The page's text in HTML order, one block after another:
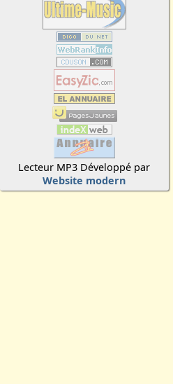
Lecteur MP3 Développé par
Website modern